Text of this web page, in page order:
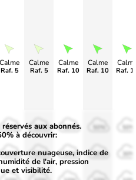
Calme
Raf. 5
Calme
Raf. 5
Calme
Raf. 10
Calme
Raf. 10 Raf.
50%
30%
50%
30%
50%
30% 30% 30%
aux abonnés.
à découvrir:
nuageuse, indice de
de l'air, pression
et visibilité.